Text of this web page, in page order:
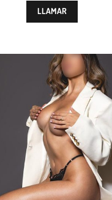
LLAMAR